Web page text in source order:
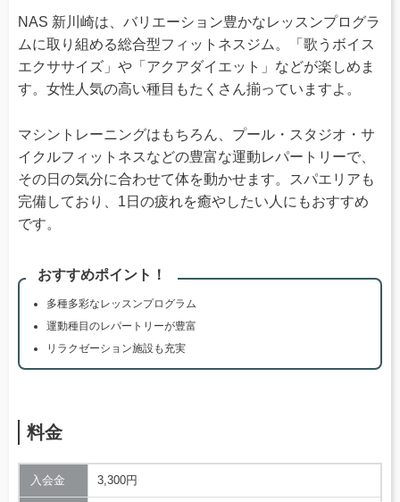
NAS 新川崎は、バリエーション豊かなレッスンプログラ
ムに取り組める総合型フィットネスジム。「歌うボイス
エクササイズ」や「アクアダイエット」などが楽しめま
す。女性人気の高い種目もたくさん揃っていますよ。
マシントレーニングはもちろん、プール・スタジオ・サ
イクルフィットネスなどの豊富な運動レパートリーで、
その日の気分に合わせて体を動かせます。スパエリアも
完備しており、1日の疲れを癒やしたい人にもおすすめ
です。
おすすめポイント！
多種多彩なレッスンプログラム
運動種目のレパートリーが豊富
リラクゼーション施設も充実
料金
入会金 3,300円